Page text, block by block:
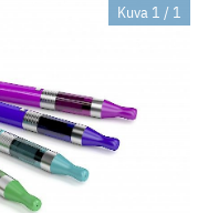
Kuva 1 / 1